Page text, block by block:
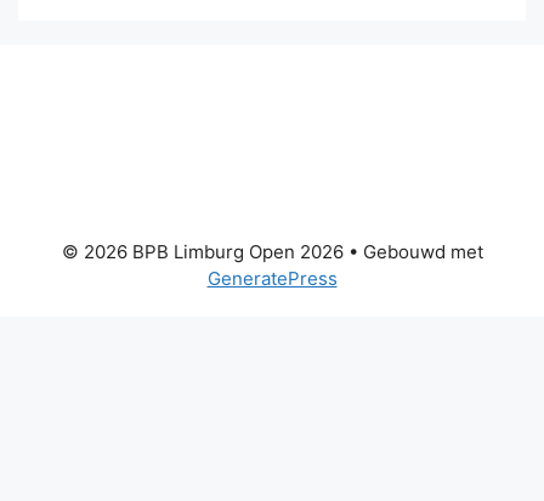
© 2026 BPB Limburg Open 2026• Gebouwd met
GeneratePress